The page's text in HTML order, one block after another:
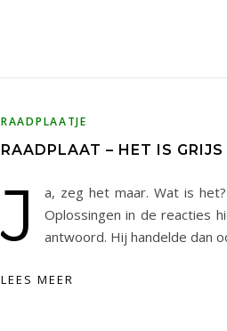
RAADPLAATJE
RAADPLAAT – HET IS
J
a, zeg het maar. Wat is
Oplossingen in de reacties
antwoord. Hij handelde dan
LEES MEER